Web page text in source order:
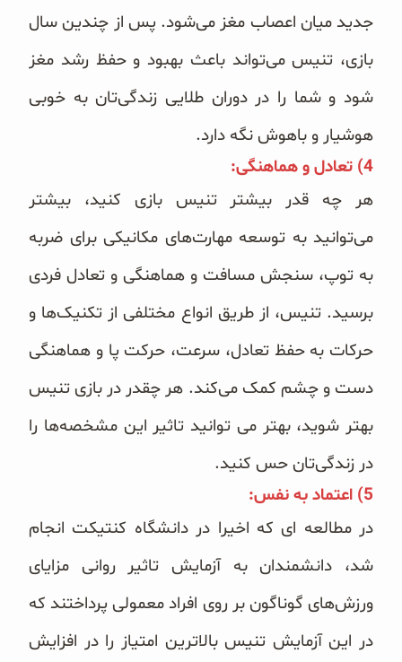
جدید میان اعصاب مغز می‌شود. پس از چندین سال
بازی، تنیس می‌تواند باعث بهبود و حفظ رشد مغز
شود و شما را در دوران طلایی زندگی‌تان به خوبی
هوشیار و باهوش نگه دارد.
4) تعادل و هماهنگی:
هر چه قدر بیشتر تنیس بازی کنید، بیشتر
می‌توانید به توسعه مهارت‌های مکانیکی برای ضربه
به توپ، سنجش مسافت و هماهنگی و تعادل فردی
برسید. تنیس، از طریق انواع مختلفی از تکنیک‌ها و
حرکات به حفظ تعادل، سرعت، حرکت پا و هماهنگی
دست و چشم کمک می‌کند. هر چقدر در بازی تنیس
بهتر شوید، بهتر می توانید تاثیر این مشخصه‌ها را
در زندگی‌تان حس کنید.
5) اعتماد به‌ نفس‌:
در مطالعه ای که اخیرا در دانشگاه کنتیکت انجام
شد، دانشمندان به آزمایش تاثیر روانی مزایای
ورزش‌های گوناگون بر روی افراد معمولی پرداختند که
در این آزمایش تنیس بالاترین امتیاز را در افزایش